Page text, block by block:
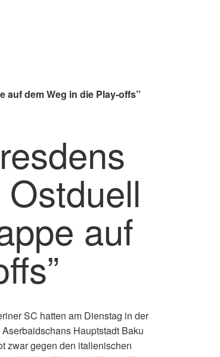
auf dem Weg in die Play-offs”
auf
SC hatten am Dienstag in der
Hauptstadt Baku
zwar gegen den italienischen